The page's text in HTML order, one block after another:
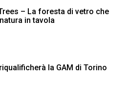
– La foresta di vetro che
in tavola
la GAM di Torino